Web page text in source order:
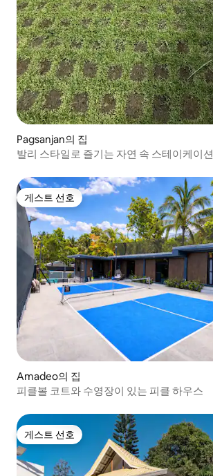
Pagsanjan의 집
발리 스타일로 즐기는 자연 속 스테이케이션
게스트 선호
게스트 선호
Amadeo의 집
피클볼 코트와 수영장이 있는 피클 하우스
게스트 선호
게스트 선호